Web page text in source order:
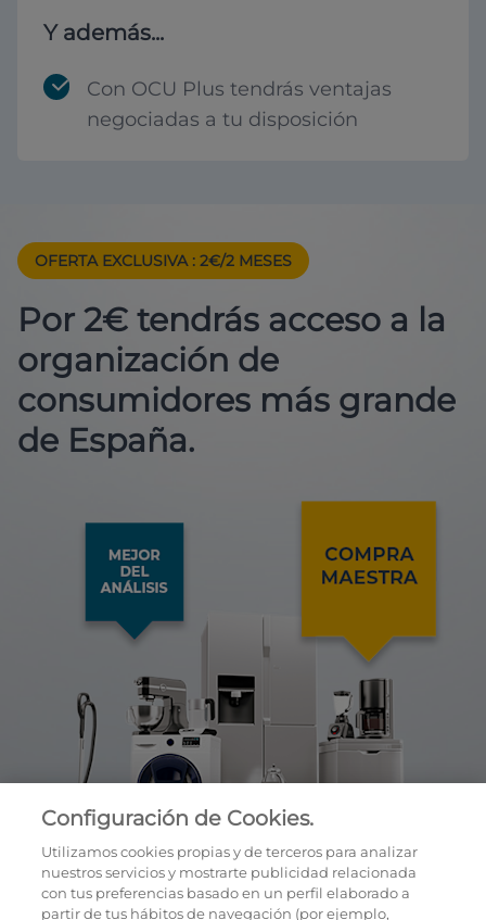
Y además...
Con OCU Plus tendrás ventajas
negociadas a tu disposición
OFERTA EXCLUSIVA : 2€/2 MESES
Por 2€ tendrás acceso a la
organización de
consumidores más grande
de España.
Configuración de Cookies.
Utilizamos cookies propias y de terceros para analizar
nuestros servicios y mostrarte publicidad relacionada
con tus preferencias basado en un perfil elaborado a
partir de tus hábitos de navegación (por ejemplo,